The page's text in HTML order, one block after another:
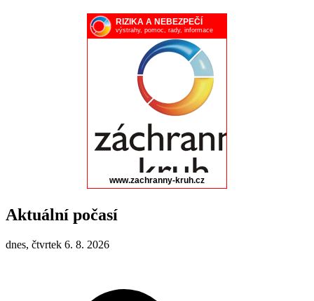
Aktuální počasí
dnes, čtvrtek 6. 8. 2026